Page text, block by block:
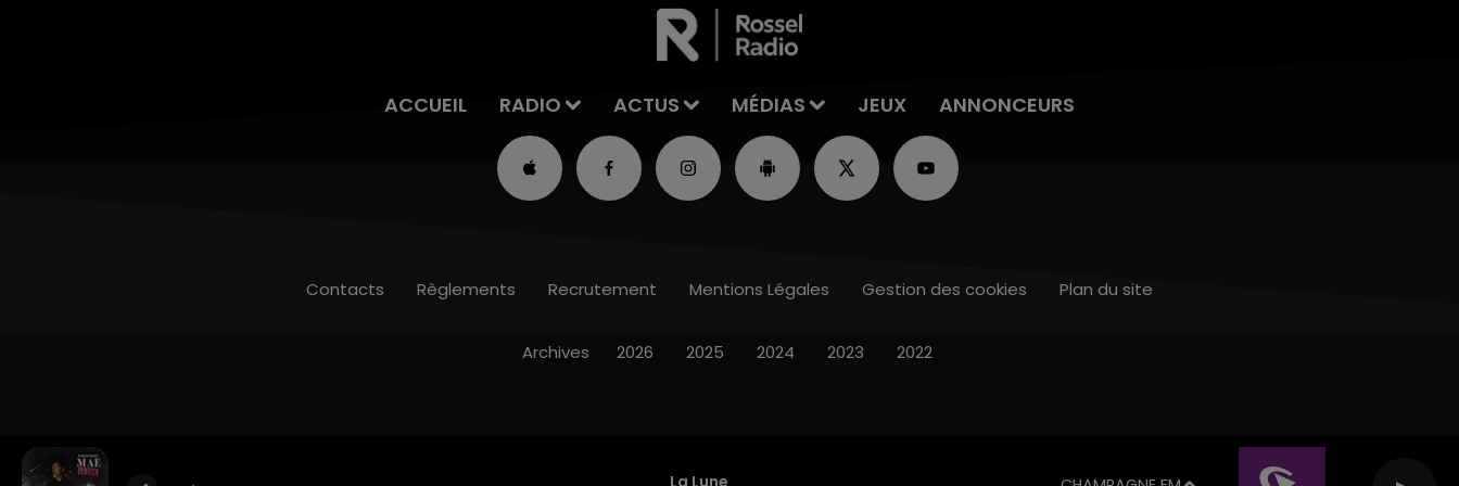
ACCUEIL RADIO ACTUS MÉDIAS JEUX ANNONCEURS
La Lune
Contacts Règlements Recrutement Mentions Légales Gestion des cookies Plan du site
Archives 2026 2025 2024 2023 2022